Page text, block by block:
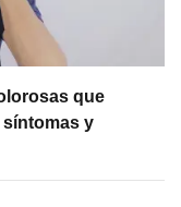
que
y